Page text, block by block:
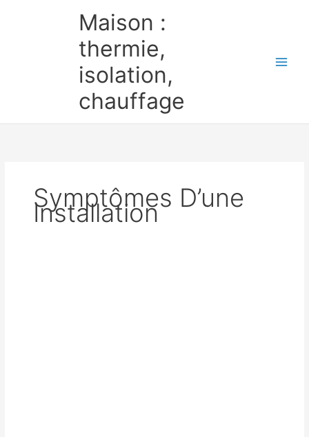
Maison :
thermie,
isolation,
chauffage
Symptômes D’une
Installation